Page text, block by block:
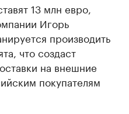
13 млн евро,
Игорь
производить
что создаст
на внешние
покупателям